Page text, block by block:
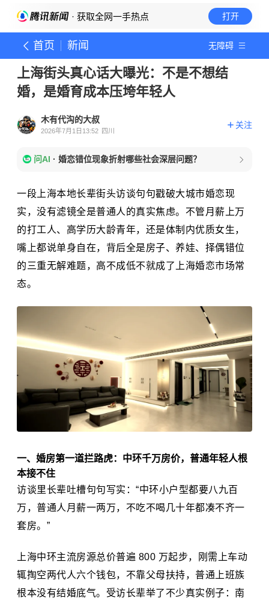
· 获取全网一手热点 打开
首页 新闻 无障碍
上海街头真心话大曝光：不是不想结
婚，是婚育成本压垮年轻人
木有代沟的大叔
2026年7月1日13:52 四川
关注
问AI · 婚恋错位现象折射哪些社会深层问题？
一段上海本地长辈街头访谈句句戳破大城市婚恋现
实，没有滤镜全是普通人的真实焦虑。不管月薪上万
的打工人、高学历大龄青年，还是体制内优质女生，
嘴上都说单身自在，背后全是房子、养娃、择偶错位
的三重无解难题，高不成低不就成了上海婚恋市场常
态。
一、婚房第一道拦路虎：中环千万房价，普通年轻人根
本接不住
访谈里长辈吐槽句句写实：“中环小户型都要八九百
万，普通人月薪一两万，不吃不喝几十年都凑不齐一
套房。”
上海中环主流房源总价普遍 800 万起步，刚需上车动
辄掏空两代人六个钱包，不靠父母扶持，普通上班族
根本没有结婚底气。受访长辈举了不少真实例子：南